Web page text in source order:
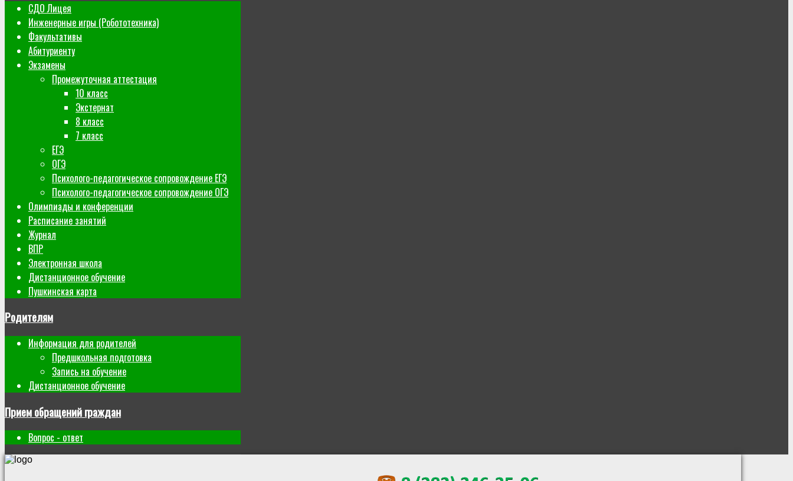
СДО Лицея
Инженерные игры (Робототехника)
Факультативы
Абитуриенту
Экзамены
Промежуточная аттестация
10 класс
Экстернат
8 класс
7 класс
ЕГЭ
ОГЭ
Психолого-педагогическое сопровождение ЕГЭ
Психолого-педагогическое сопровождение ОГЭ
Олимпиады и конференции
Расписание занятий
Журнал
ВПР
Электронная школа
Дистанционное обучение
Пушкинская карта
Родителям
Информация для родителей
Предшкольная подготовка
Запись на обучение
Дистанционное обучение
Прием обращений граждан
Вопрос - ответ